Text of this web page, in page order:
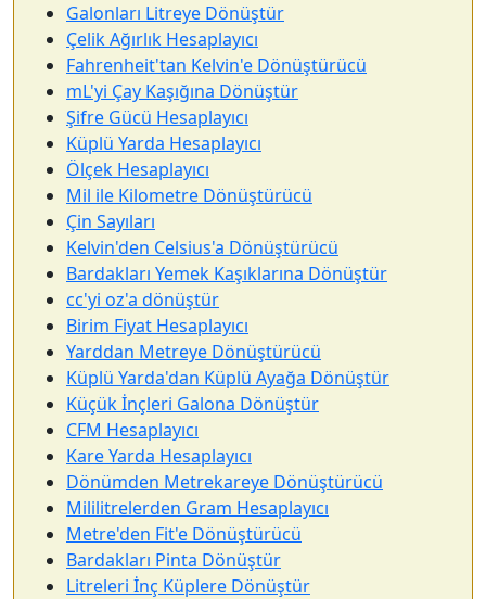
Galonları Litreye Dönüştür
Çelik Ağırlık Hesaplayıcı
Fahrenheit'tan Kelvin'e Dönüştürücü
mL'yi Çay Kaşığına Dönüştür
Şifre Gücü Hesaplayıcı
Küplü Yarda Hesaplayıcı
Ölçek Hesaplayıcı
Mil ile Kilometre Dönüştürücü
Çin Sayıları
Kelvin'den Celsius'a Dönüştürücü
Bardakları Yemek Kaşıklarına Dönüştür
cc'yi oz'a dönüştür
Birim Fiyat Hesaplayıcı
Yarddan Metreye Dönüştürücü
Küplü Yarda'dan Küplü Ayağa Dönüştür
Küçük İnçleri Galona Dönüştür
CFM Hesaplayıcı
Kare Yarda Hesaplayıcı
Dönümden Metrekareye Dönüştürücü
Mililitrelerden Gram Hesaplayıcı
Metre'den Fit'e Dönüştürücü
Bardakları Pinta Dönüştür
Litreleri İnç Küplere Dönüştür